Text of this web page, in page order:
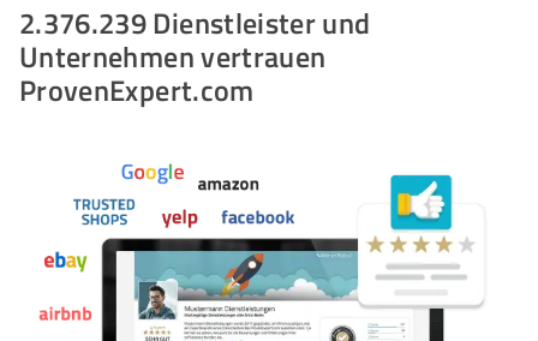
2.376.239 Dienstleister und
Unternehmen vertrauen
ProvenExpert.com